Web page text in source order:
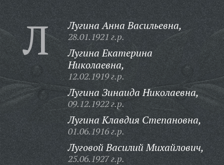
Л Лугина Анна Васильевна,
28.01.1921 г.р.
Лугина Екатерина
Николаевна,
12.02.1919 г.р.
Лугина Зинаида Николаевна,
09.12.1922 г.р.
Лугина Клавдия Степановна,
01.06.1916 г.р.
Луговой Василий Михайлович,
25.06.1927 г.р.